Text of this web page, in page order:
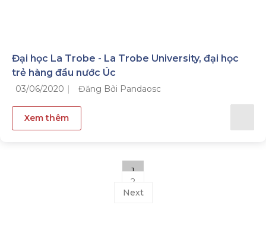
Đại học La Trobe - La Trobe University, đại học
trẻ hàng đầu nước Úc
03/06/2020 Đăng Bởi Pandaosc
Xem thêm
1
2
Next